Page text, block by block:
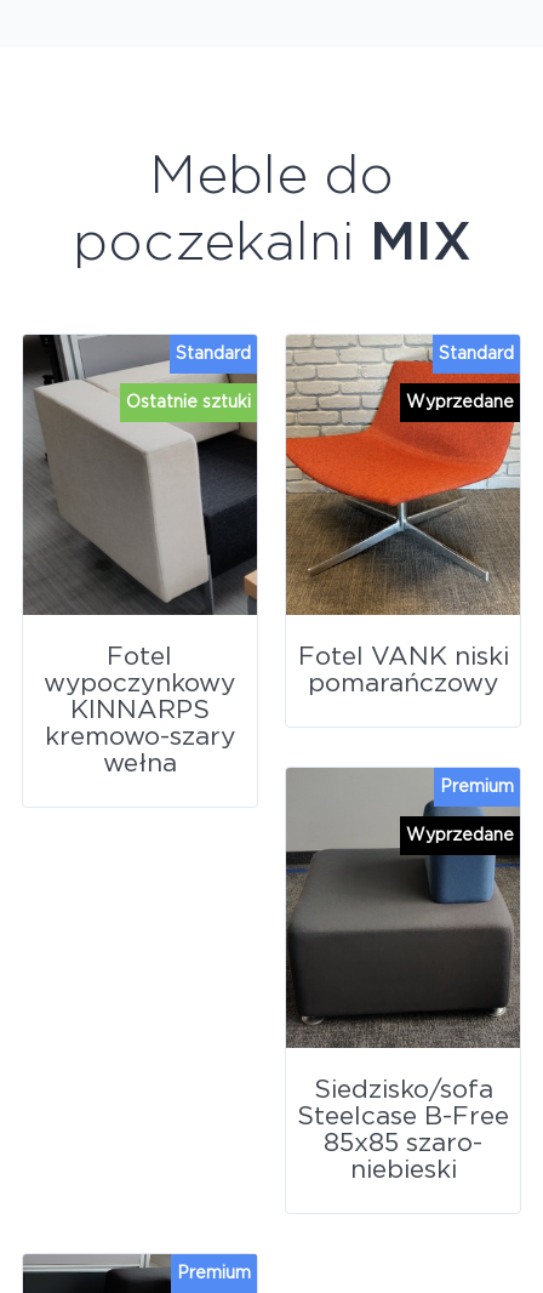
Meble do
poczekalni MIX
Ostatnie sztuki
Standard
Fotel
wypoczynkowy
KINNARPS
kremowo-szary
wełna
Wyprzedane
Standard
Fotel VANK niski
pomarańczowy
Wyprzedane
Premium
Siedzisko/sofa
Steelcase B-Free
85x85 szaro-
niebieski
Premium